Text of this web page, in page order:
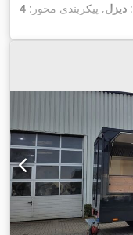
دیزل, پیکربندی محور:
آینه برقی, اِی‌بی‌اِس‎, تنظیم برقی
کنترل کشش, کیسه هوا